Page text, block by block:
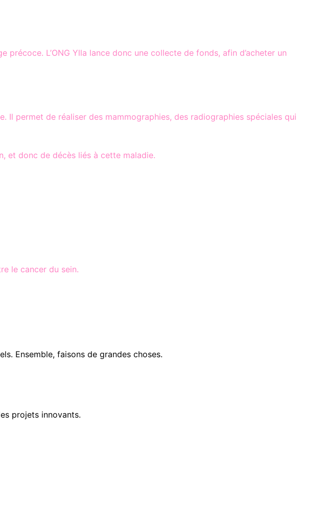
L’ONG Ylla lance donc une collecte de fonds, afin d’acheter un
permet de réaliser des mammographies, des radiographies spéciales qui
et donc de décès liés à cette maladie.
le cancer du sein.
Ensemble, faisons de grandes choses.
projets innovants.